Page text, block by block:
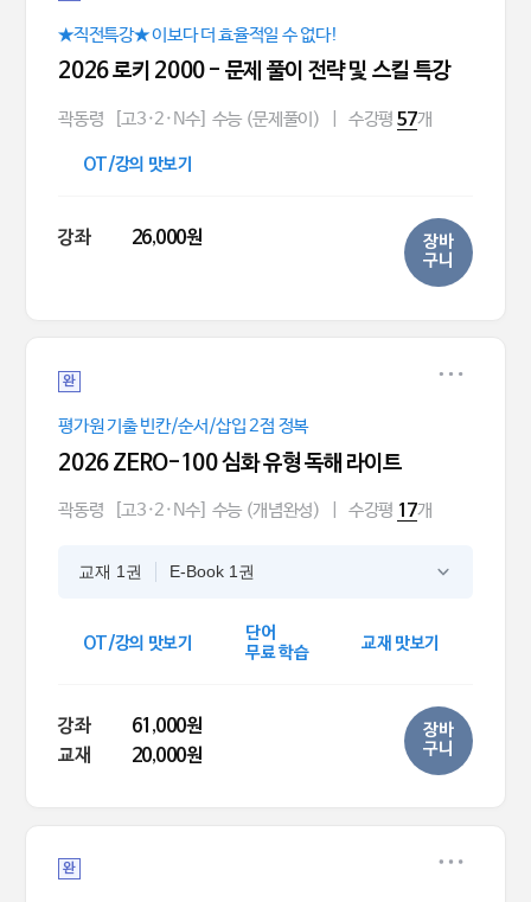
★직전특강★ 이보다 더 효율적일 수 없다!
2026 로키 2000 - 문제 풀이 전략 및 스킬 특강
곽동령 [고3·2·N수] 수능 (문제풀이) 수강평 57개
OT/강의 맛보기
강좌 26,000원
장바
구니
완
평가원 기출 빈칸/순서/삽입 2점 정복
2026 ZERO-100 심화 유형 독해 라이트
곽동령 [고3·2·N수] 수능 (개념완성) 수강평 17개
교재 1권 E-Book 1권
OT/강의 맛보기
단어
무료 학습
교재 맛보기
강좌
61,000원
교재
20,000원
장바
구니
완